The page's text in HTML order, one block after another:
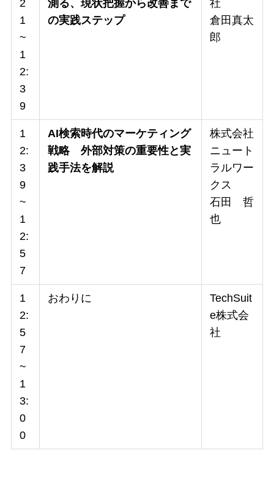
2
1
~
1
2:
3
9
測る、現状把握から改善まで
の実践ステップ
社
倉田真太
郎
1
2:
3
9
~
1
2:
5
7
AI検索時代のマーケティング
戦略 外部対策の重要性と実
践手法を解説
株式会社
ニュート
ラルワー
クス
石田 哲
也
1
2:
5
7
~
1
3:
0
0
おわりに
TechSuit
e株式会
社